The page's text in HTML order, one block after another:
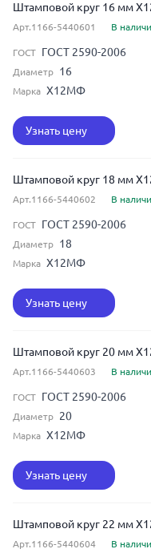
Штамповой круг 16 мм
Арт.1166-5440601 В
ГОСТ ГОСТ 2590-2006
Диаметр 16
Марка Х12МФ
Узнать цену
Штамповой круг 18 мм
Арт.1166-5440602 В
ГОСТ ГОСТ 2590-2006
Диаметр 18
Марка Х12МФ
Узнать цену
Штамповой круг 20 мм
Арт.1166-5440603 В
ГОСТ ГОСТ 2590-2006
Диаметр 20
Марка Х12МФ
Узнать цену
Штамповой круг 22 мм
Арт.1166-5440604 В